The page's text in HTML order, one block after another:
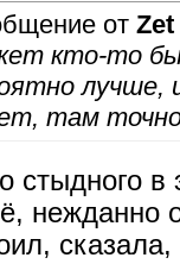
от Zet
кто-то
лучше,
там
стыдного
нежданно